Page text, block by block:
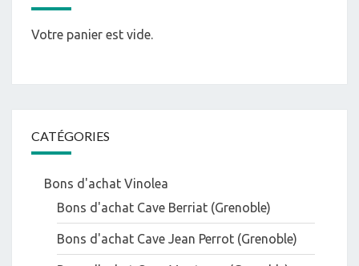
Votre panier est vide.
CATÉGORIES
Bons d'achat Vinolea
Bons d'achat Cave Berriat (Grenoble)
Bons d'achat Cave Jean Perrot (Grenoble)